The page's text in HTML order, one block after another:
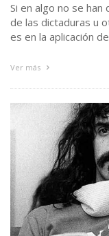
Si en algo no se
de las dictaduras u
es en la aplicación
Ver más